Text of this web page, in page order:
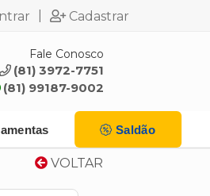
Cadastrar
Fale Conosco
(81) 3972-7751
(81) 99187-9002
Saldão
VOLTAR